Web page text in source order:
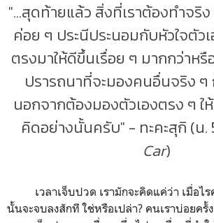
"...สุดท้ายแล้ว สิ่งที่เราต้องทำจริ
ค่อย ๆ ประนีประนอมกับหัวใจตัว
ตรงมาให้ดีขึ้นเรื่อย ๆ มากกว่าห
ปรารถนาที่จะมองคนอื่นจริง ๆ
นอกจากต้องมองตัวเองตรง ๆ
คิดอย่างนั้นครับ" - ทะคะสุกิ (น.
Car)
เวลาเจ็บปวด เรามักจะคิดแค่ว่า เมื่อไร
นั้นจะจบลงสักที ใช่หรือเปล่า? คนเราบ่อยครั้